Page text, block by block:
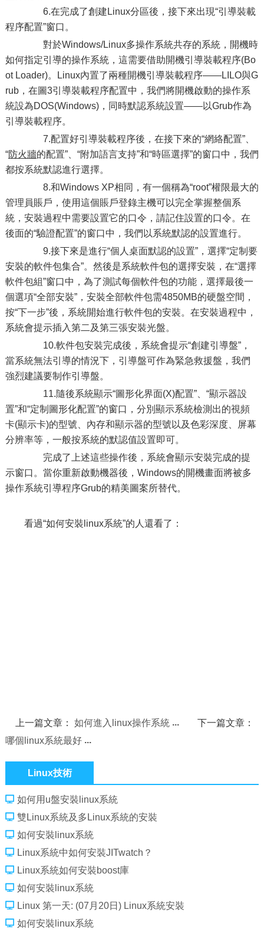
6.在完成了創建Linux分區後，接下來出現“引導裝載
程序配置”窗口。
對於Windows/Linux多操作系統共存的系統，開機時
如何指定引導的操作系統，這需要借助開機引導裝載程序(Bo
ot Loader)。Linux內置了兩種開機引導裝載程序——LILO與G
rub，在圖3引導裝載程序配置中，我們將開機啟動的操作系
統設為DOS(Windows)，同時默認系統設置——以Grub作為
引導裝載程序。
7.配置好引導裝載程序後，在接下來的“網絡配置”、
“防火牆的配置”、“附加語言支持”和“時區選擇”的窗口中，我們
都按系統默認進行選擇。
8.和Windows XP相同，有一個稱為“root”權限最大的
管理員賬戶，使用這個賬戶登錄主機可以完全掌握整個系
統，安裝過程中需要設置它的口令，請記住設置的口令。在
後面的“驗證配置”的窗口中，我們以系統默認的設置進行。
9.接下來是進行“個人桌面默認的設置”，選擇“定制要
安裝的軟件包集合”。然後是系統軟件包的選擇安裝，在“選擇
軟件包組”窗口中，為了測試每個軟件包的功能，選擇最後一
個選項“全部安裝”，安裝全部軟件包需4850MB的硬盤空間，
按“下一步”後，系統開始進行軟件包的安裝。在安裝過程中，
系統會提示插入第二及第三張安裝光盤。
10.軟件包安裝完成後，系統會提示“創建引導盤”，
當系統無法引導的情況下，引導盤可作為緊急救援盤，我們
強烈建議要制作引導盤。
11.隨後系統顯示“圖形化界面(X)配置”、“顯示器設
置”和“定制圖形化配置”的窗口，分別顯示系統檢測出的視頻
卡(顯示卡)的型號、內存和顯示器的型號以及色彩深度、屏幕
分辨率等，一般按系統的默認值設置即可。
完成了上述這些操作後，系統會顯示安裝完成的提
示窗口。當你重新啟動機器後，Windows的開機畫面將被多
操作系統引導程序Grub的精美圖案所替代。
看過“如何安裝linux系統”的人還看了：
上一篇文章：如何進入linux操作系統
下一篇文章：
哪個linux系統最好
Linux技術
如何用u盤安裝linux系統
雙Linux系統及多Linux系統的安裝
如何安裝linux系統
Linux系統中如何安裝JITwatch？
Linux系統如何安裝boost庫
如何安裝linux系統
Linux 第一天: (07月20日) Linux系統安裝
如何安裝linux系統